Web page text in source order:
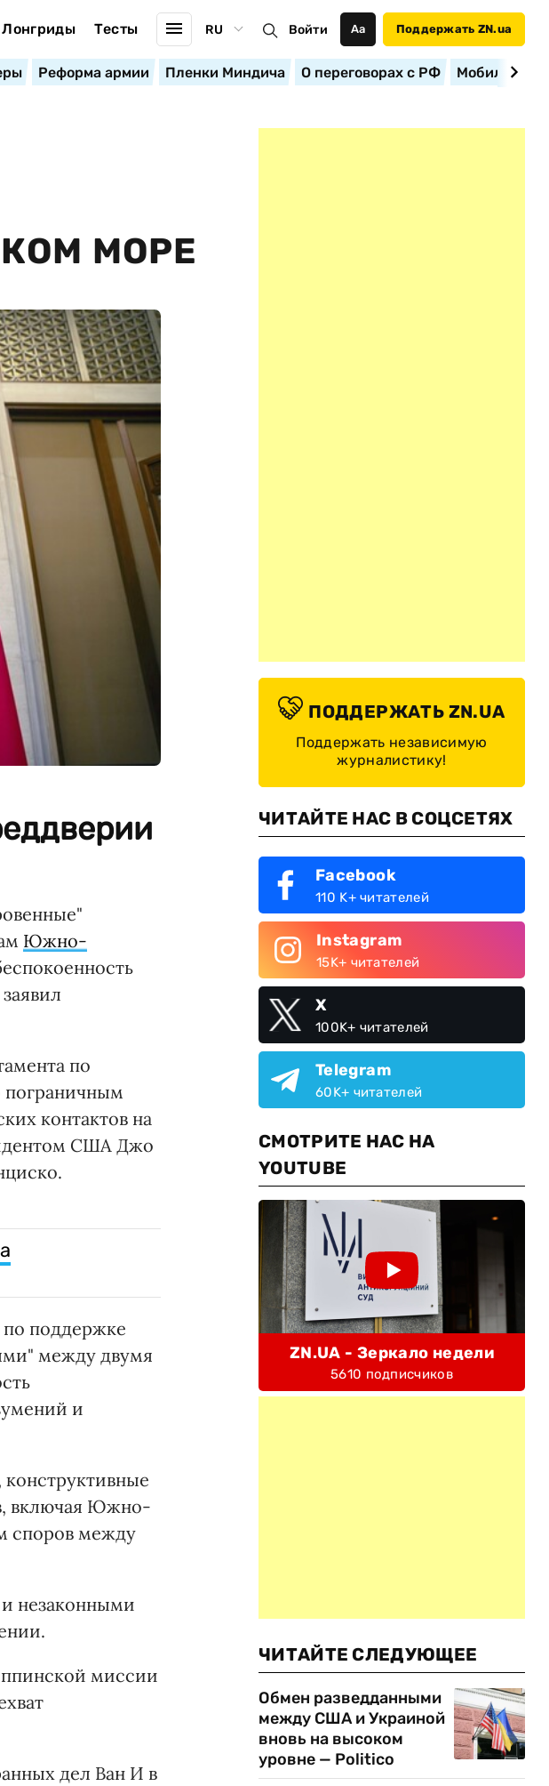
Лонгриды Тесты RU Войти Аа Поддержать ZN.ua
Реформа армии Пленки Миндича О переговорах с РФ
МОРЕ
Южно-
по
пограничным
контактов на
США Джо
поддержке
между двумя
и
включая Южно-
споров между
незаконными
миссии
дел Ван И в
ПОДДЕРЖАТЬ ZN.UA
Поддержать независимую
журналистику!
ЧИТАЙТЕ НАС В СОЦСЕТЯХ
Facebook
110 K+ читателей
Instagram
15K+ читателей
X
100K+ читателей
Telegram
60K+ читателей
СМОТРИТЕ НАС НА
YOUTUBE
ZN.UA - Зеркало недели
5610 подписчиков
ЧИТАЙТЕ СЛЕДУЮЩЕЕ
Обмен разведданными
между США и Украиной
вновь на высоком
уровне — Politico